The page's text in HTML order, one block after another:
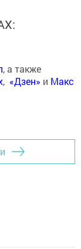
, а также
, «Дзен» и Макс